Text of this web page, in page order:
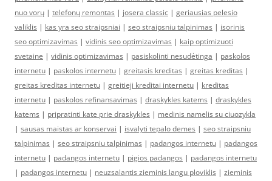
nuo vorų | telefonų remontas | josera classic | geriausias pelesio
valiklis | kas yra seo straipsniai | seo straipsniu talpinimas | isorinis
seo optimizavimas | vidinis seo optimizavimas | kaip optimizuoti
svetaine | vidinis optimizavimas | pasiskolinti nesudėtinga | paskolos
internetu | paskolos internetu | greitasis kreditas | greitas kreditas |
greitas kreditas internetu | greitieji kreditai internetu | kreditas
internetu | paskolos refinansavimas | draskykles katems | draskykles
katems | pripratinti kate prie draskykles | medinis namelis su ciuozykla
| sausas maistas ar konservai | isvalyti tepalo demes | seo straipsniu
talpinimas | seo straipsniu talpinimas | padangos internetu | padangos
internetu | padangos internetu | pigios padangos | padangos internetu
| padangos internetu | neuzsalantis zieminis langu ploviklis | zieminis